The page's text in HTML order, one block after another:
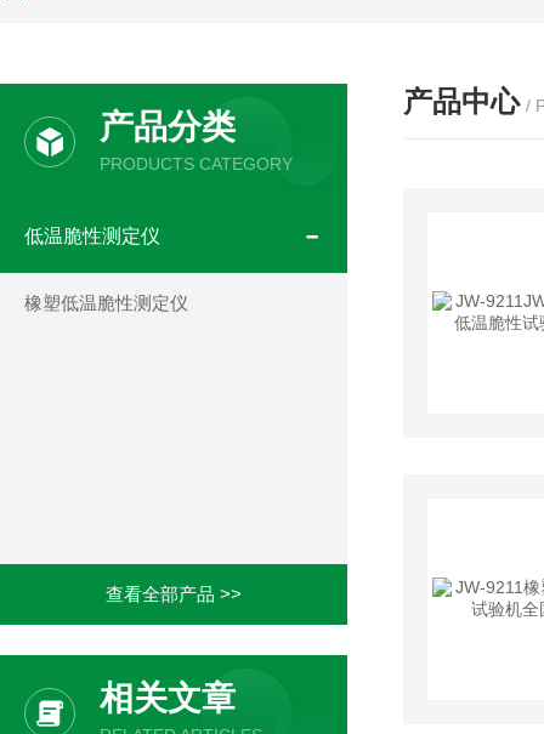
产品分类
PRODUCTS CATEGORY
低温脆性测定仪
橡塑低温脆性测定仪
查看全部产品 >>
相关文章
产品中心 /